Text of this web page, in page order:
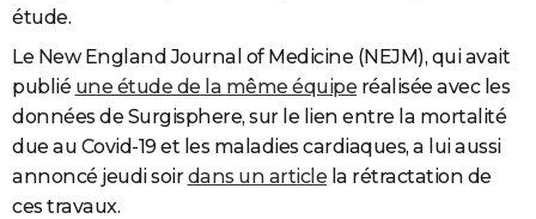
étude.
Le New England Journal of Medicine (NEJM), qui avait
publié une étude de la même équipe réalisée avec les
données de Surgisphere, sur le lien entre la mortalité
due au Covid-19 et les maladies cardiaques, a lui aussi
annoncé jeudi soirdans un article la rétractation de
ces travaux.